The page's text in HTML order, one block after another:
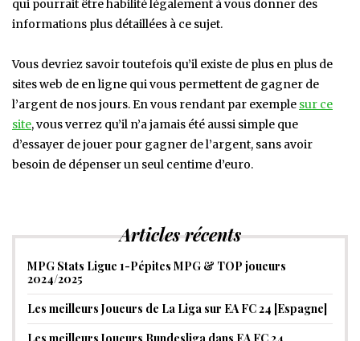
qui pourrait être habilité légalement à vous donner des
informations plus détaillées à ce sujet.
Vous devriez savoir toutefois qu’il existe de plus en plus de
sites web de en ligne qui vous permettent de gagner de
l’argent de nos jours. En vous rendant par exemple sur ce
site, vous verrez qu’il n’a jamais été aussi simple que
d’essayer de jouer pour gagner de l’argent, sans avoir
besoin de dépenser un seul centime d’euro.
Articles récents
MPG Stats Ligue 1-Pépites MPG & TOP joueurs
2024/2025
Les meilleurs Joueurs de La Liga sur EA FC 24 [Espagne]